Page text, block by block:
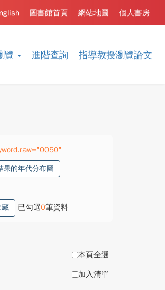
覽 進階查詢 指導教授瀏覽論文
個人書房
網站地圖
圖書館首頁
果的年代分布圖
藏 已勾選0筆資料
本頁全選
加入清單